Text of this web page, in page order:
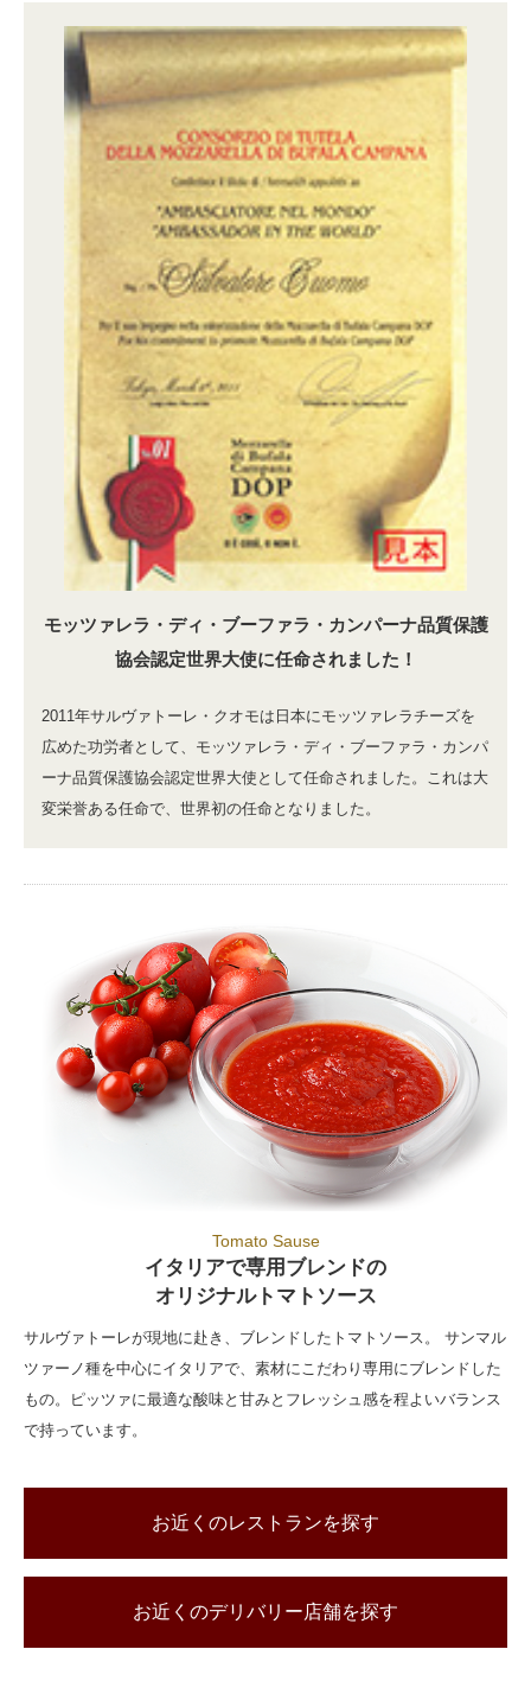
モッツァレラ・ディ・ブーファラ・カンパーナ品質保護
協会認定世界大使に任命されました！
2011年サルヴァトーレ・クオモは日本にモッツァレラチーズを
広めた功労者として、モッツァレラ・ディ・ブーファラ・カンパ
ーナ品質保護協会認定世界大使として任命されました。これは大
変栄誉ある任命で、世界初の任命となりました。
Tomato Sause
イタリアで専用ブレンドの
オリジナルトマトソース
サルヴァトーレが現地に赴き、ブレンドしたトマトソース。 サンマル
ツァーノ種を中心にイタリアで、素材にこだわり専用にブレンドした
もの。ピッツァに最適な酸味と甘みとフレッシュ感を程よいバランス
で持っています。
お近くのレストランを探す
お近くのデリバリー店舗を探す